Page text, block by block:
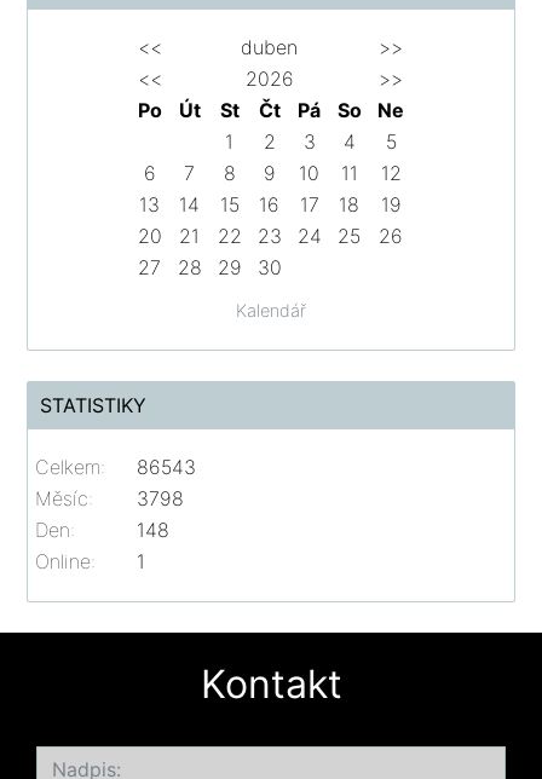
Kalendář
<< duben
>>
<<
2026
>>
Po
Út St Čt Pá So
Ne
1
2 3 4
5
6
7 8 9 10 11
12
13
14 15 16 17 18
19
20
21 22 23 24 25
26
27
28 29 30
STATISTIKY
Online: 1
Celkem:
86543
Měsíc:
3798
Den:
148
Kontakt